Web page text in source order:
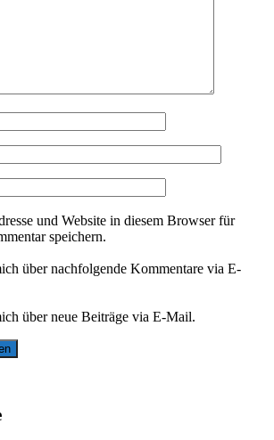
und Website in diesem Browser für
speichern.
über nachfolgende Kommentare via E-
über neue Beiträge via E-Mail.